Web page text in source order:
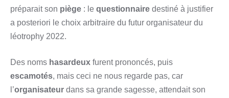
préparait son piège : le questionnaire destiné à justifier
a posteriori le choix arbitraire du futur organisateur du
léotrophy 2022.
Des noms hasardeux furent prononcés, puis
escamotés, mais ceci ne nous regarde pas, car
l’organisateur dans sa grande sagesse, attendait son